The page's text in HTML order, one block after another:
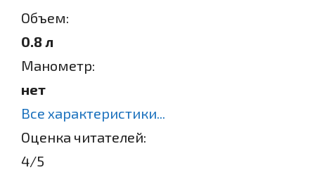
Объем:
0.8 л
Манометр:
нет
Все характеристики...
Оценка читателей:
4/5